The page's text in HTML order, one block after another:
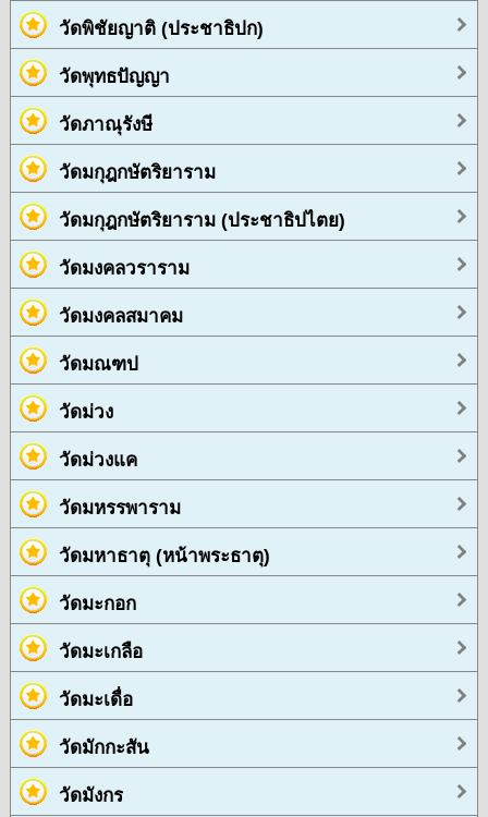
วัดพิชัยญาติ (ประชาธิปก)
วัดพุทธปัญญา
วัดภาณุรังษี
วัดมกุฎกษัตริยาราม
วัดมกุฎกษัตริยาราม (ประชาธิปไตย)
วัดมงคลวราราม
วัดมงคลสมาคม
วัดมณฑป
วัดม่วง
วัดม่วงแค
วัดมหรรพาราม
วัดมหาธาตุ (หน้าพระธาตุ)
วัดมะกอก
วัดมะเกลือ
วัดมะเดื่อ
วัดมักกะสัน
วัดมังกร